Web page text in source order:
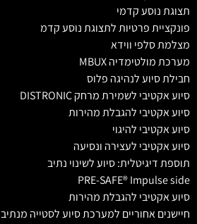
תצוגת נוסע קדמי
פונקציית פרטיות לתצוגת נוסע קדמ
מצלמת סלפי ווידא
מערכת מולטימדיה MBUX
חבילת סיוע לנהיגה פלוס
סיוע אקטיבי לשמירת מרחק DISTRONIC
סיוע אקטיבי להגבלת מהירות
סיוע אקטיבי להיגוי
סיוע אקטיבי לעצירה ונסיעה
תוספת דיגיטלית: סיוע לשינוי נתיב
PRE-SAFE® Impulse side
סיוע אקטיבי להגבלת מהירות
חיישנים אחוריים למערכת סיוע לסטייה מנתיב